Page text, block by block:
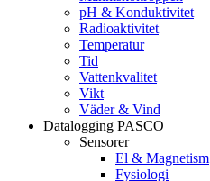
pH & Konduktivitet
Radioaktivitet
Temperatur
Tid
Vattenkvalitet
Vikt
Väder & Vind
Datalogging PASCO
Sensorer
El & Magnetism
Fysiologi